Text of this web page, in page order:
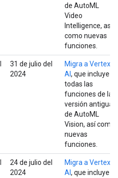
de AutoML
Video
Intelligence, así
como nuevas
funciones.
31 de julio del
2024
Migra a Vertex
AI , que incluye
todas las
funciones de la
versión antigua
de AutoML
Vision, así como
nuevas
funciones.
24 de julio del
2024
Migra a Vertex
AI , que incluye